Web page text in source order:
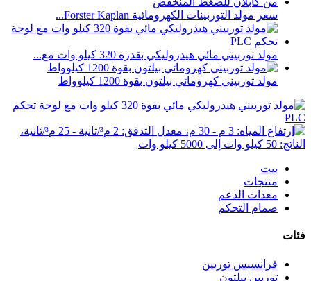
سعر مولد التوربينات الكهرومائية Forster Kaplan...
مولد توربيني مائي هيدروليكي بقدرة 320 كيلو وات مع...
مولد توربيني كهرومائي بيلتون بقوة 1200 كيلوواط
بيت
منتجات
معدات الدعم
صمام التحكم
فئات
فرانسيس توربين
توربين بيلتون